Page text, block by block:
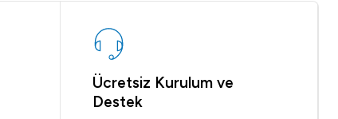
Ücretsiz Kurulum ve
Destek